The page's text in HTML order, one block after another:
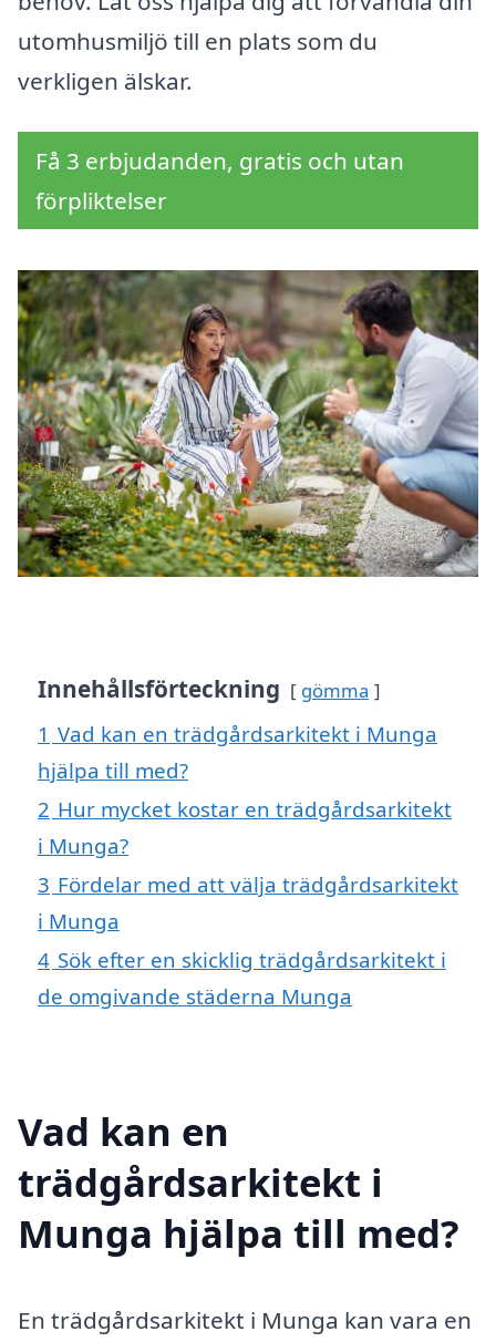
utomhusmiljö till en plats som du
verkligen älskar.
Få 3 erbjudanden, gratis och utan
förpliktelser
Innehållsförteckning gömma
1 Vad kan en trädgårdsarkitekt i Munga
hjälpa till med?
2 Hur mycket kostar en trädgårdsarkitekt
i Munga?
3 Fördelar med att välja trädgårdsarkitekt
i Munga
4 Sök efter en skicklig trädgårdsarkitekt i
de omgivande städerna Munga
Vad kan en
trädgårdsarkitekt i
Munga hjälpa till med?
En trädgårdsarkitekt i Munga kan vara en